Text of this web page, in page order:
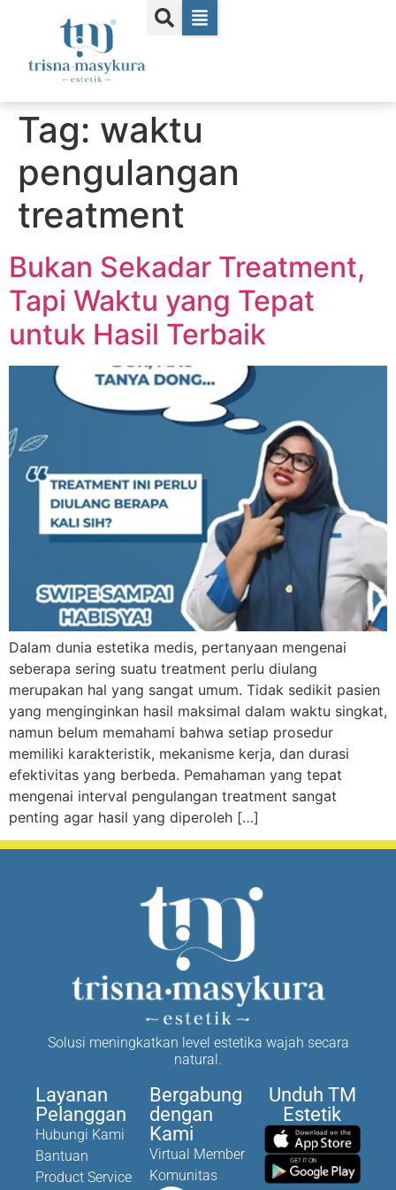
Tag: waktu
pengulangan
treatment
Bukan Sekadar Treatment,
Tapi Waktu yang Tepat
untuk Hasil Terbaik
Dalam dunia estetika medis, pertanyaan mengenai
seberapa sering suatu treatment perlu diulang
merupakan hal yang sangat umum. Tidak sedikit pasien
yang menginginkan hasil maksimal dalam waktu singkat,
namun belum memahami bahwa setiap prosedur
memiliki karakteristik, mekanisme kerja, dan durasi
efektivitas yang berbeda. Pemahaman yang tepat
mengenai interval pengulangan treatment sangat
penting agar hasil yang diperoleh […]
Solusi meningkatkan level estetika wajah secara
natural.
Layanan
Pelanggan
Hubungi Kami
Bantuan
Product Service
Bergabung
dengan
Kami
Virtual Member
Komunitas
Unduh TM
Estetik